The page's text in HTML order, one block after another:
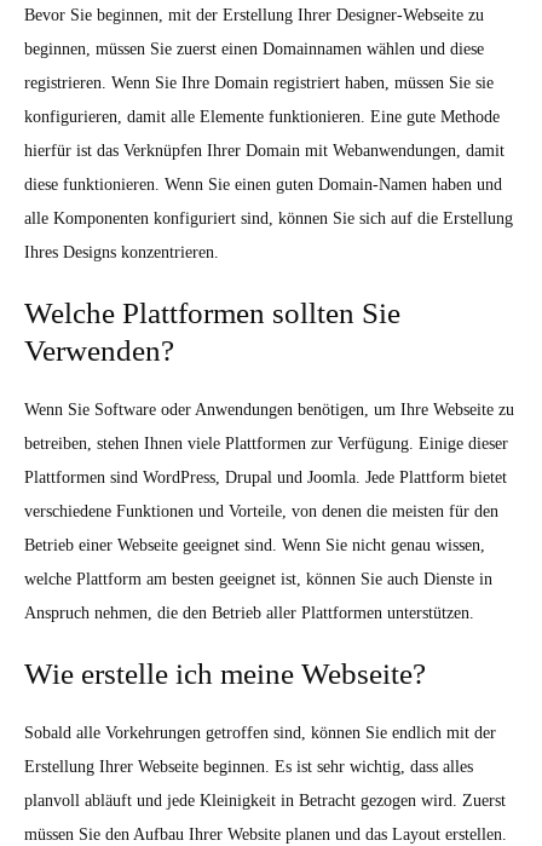
Bevor Sie beginnen, mit der Erstellung Ihrer Designer-Webseite zu
beginnen, müssen Sie zuerst einen Domainnamen wählen und diese
registrieren. Wenn Sie Ihre Domain registriert haben, müssen Sie sie
konfigurieren, damit alle Elemente funktionieren. Eine gute Methode
hierfür ist das Verknüpfen Ihrer Domain mit Webanwendungen, damit
diese funktionieren. Wenn Sie einen guten Domain-Namen haben und
alle Komponenten konfiguriert sind, können Sie sich auf die Erstellung
Ihres Designs konzentrieren.
Welche Plattformen sollten Sie
Verwenden?
Wenn Sie Software oder Anwendungen benötigen, um Ihre Webseite zu
betreiben, stehen Ihnen viele Plattformen zur Verfügung. Einige dieser
Plattformen sind WordPress, Drupal und Joomla. Jede Plattform bietet
verschiedene Funktionen und Vorteile, von denen die meisten für den
Betrieb einer Webseite geeignet sind. Wenn Sie nicht genau wissen,
welche Plattform am besten geeignet ist, können Sie auch Dienste in
Anspruch nehmen, die den Betrieb aller Plattformen unterstützen.
Wie erstelle ich meine Webseite?
Sobald alle Vorkehrungen getroffen sind, können Sie endlich mit der
Erstellung Ihrer Webseite beginnen. Es ist sehr wichtig, dass alles
planvoll abläuft und jede Kleinigkeit in Betracht gezogen wird. Zuerst
müssen Sie den Aufbau Ihrer Website planen und das Layout erstellen.